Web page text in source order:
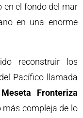
en el fondo del mar
en una enorme
reconstruir los
Pacífico llamada
Meseta Fronteriza
compleja de lo